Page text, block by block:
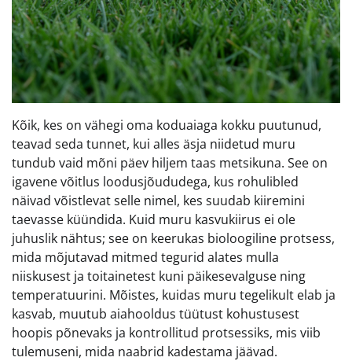
Kõik, kes on vähegi oma koduaiaga kokku puutunud,
teavad seda tunnet, kui alles äsja niidetud muru
tundub vaid mõni päev hiljem taas metsikuna. See on
igavene võitlus loodusjõududega, kus rohulibled
näivad võistlevat selle nimel, kes suudab kiiremini
taevasse küündida. Kuid muru kasvukiirus ei ole
juhuslik nähtus; see on keerukas bioloogiline protsess,
mida mõjutavad mitmed tegurid alates mulla
niiskusest ja toitainetest kuni päikesevalguse ning
temperatuurini. Mõistes, kuidas muru tegelikult elab ja
kasvab, muutub aiahooldus tüütust kohustusest
hoopis põnevaks ja kontrollitud protsessiks, mis viib
tulemuseni, mida naabrid kadestama jäävad.